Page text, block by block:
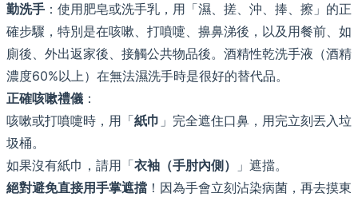
勤洗手 ：使用肥皂或洗手乳，用「濕、搓、沖、捧、擦」的正
確步驟，特別是在咳嗽、打噴嚏、擤鼻涕後，以及用餐前、如
廁後、外出返家後、接觸公共物品後。酒精性乾洗手液（酒精
濃度60%以上）在無法濕洗手時是很好的替代品。
正確咳嗽禮儀 ：
咳嗽或打噴嚏時，用「紙巾 」完全遮住口鼻，用完立刻丟入垃
圾桶。
如果沒有紙巾，請用「衣袖（手肘內側）
」遮擋。
絕對避免直接用手掌遮擋 ！因為手會立刻沾染病菌，再去摸東